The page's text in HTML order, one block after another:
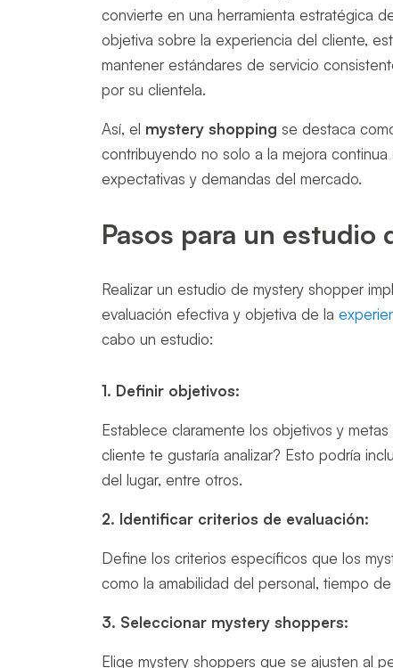
convierte en una herramienta estratégica
objetiva sobre la experiencia del cliente,
mantener estándares de servicio
por su clientela.
Así, el mystery shopping se destaca
contribuyendo no solo a la mejora
expectativas y demandas del mercado.
Pasos para un
Realizar un estudio de mystery shopper
evaluación efectiva y objetiva de la
cabo un estudio:
1. Definir objetivos:
Establece claramente los objetivos y
cliente te gustaría analizar? Esto podría
del lugar, entre otros.
2. Identificar criterios de evaluación:
Define los criterios específicos que los
como la amabilidad del personal, tiempo
3. Seleccionar mystery shoppers:
Elige mystery shoppers que se ajusten al